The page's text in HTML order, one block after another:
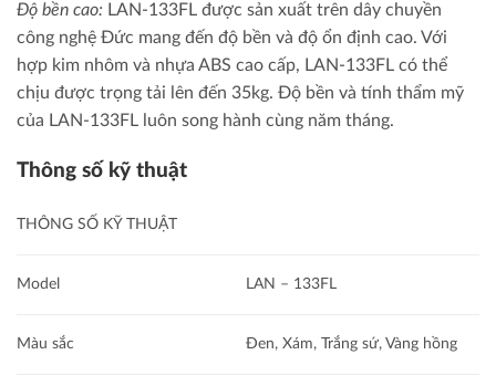
Độ bền cao: LAN-133FL được sản xuất trên dây chuyền
công nghệ Đức mang đến độ bền và độ ổn định cao. Với
hợp kim nhôm và nhựa ABS cao cấp, LAN-133FL có thể
chịu được trọng tải lên đến 35kg. Độ bền và tính thẩm mỹ
của LAN-133FL luôn song hành cùng năm tháng.
Thông số kỹ thuật
THÔNG SỐ KỸ THUẬT
Model LAN – 133FL
Màu sắc Đen, Xám, Trắng sứ, Vàng hồng